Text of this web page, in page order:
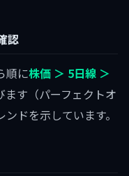
認
順に株価 ＞ 5日線 ＞
ます（パーフェクトオ
ドを示しています。